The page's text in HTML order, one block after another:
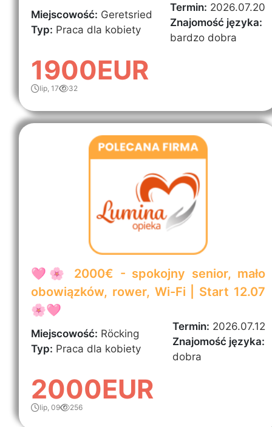
Miejscowość: Geretsried
Typ: Praca dla kobiety
Termin: 2026.07.20
Znajomość języka:
bardzo dobra
1900EUR
lip, 17 32
🩷🌸 2000€ - spokojny senior, mało
obowiązków, rower, Wi-Fi | Start 12.07
🌸🩷
Miejscowość: Röcking
Typ: Praca dla kobiety
Termin: 2026.07.12
Znajomość języka:
dobra
2000EUR
lip, 09 256